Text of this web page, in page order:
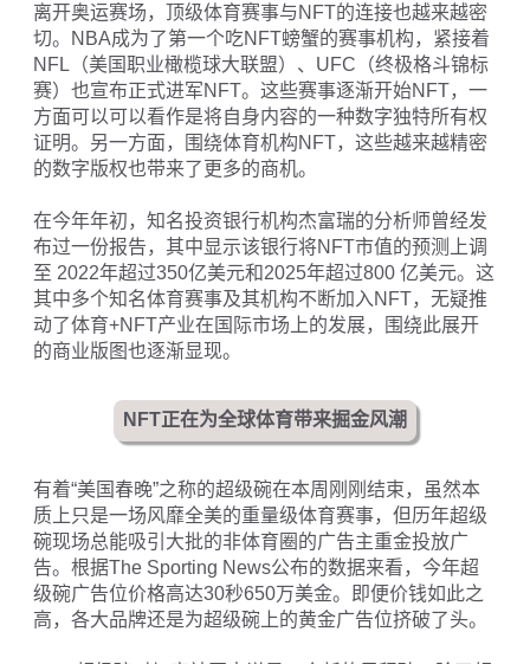
离开奥运赛场，顶级体育赛事与NFT的连接也越来越密
切。NBA成为了第一个吃NFT螃蟹的赛事机构，紧接着
NFL（美国职业橄榄球大联盟）、UFC（终极格斗锦标
赛）也宣布正式进军NFT。这些赛事逐渐开始NFT，一
方面可以可以看作是将自身内容的一种数字独特所有权
证明。另一方面，围绕体育机构NFT，这些越来越精密
的数字版权也带来了更多的商机。
在今年年初，知名投资银行机构杰富瑞的分析师曾经发
布过一份报告，其中显示该银行将NFT市值的预测上调
至 2022年超过350亿美元和2025年超过800 亿美元。这
其中多个知名体育赛事及其机构不断加入NFT，无疑推
动了体育+NFT产业在国际市场上的发展，围绕此展开
的商业版图也逐渐显现。
NFT正在为全球体育带来掘金风潮
有着“美国春晚”之称的超级碗在本周刚刚结束，虽然本
质上只是一场风靡全美的重量级体育赛事，但历年超级
碗现场总能吸引大批的非体育圈的广告主重金投放广
告。根据The Sporting News公布的数据来看，今年超
级碗广告位价格高达30秒650万美金。即便价钱如此之
高，各大品牌还是为超级碗上的黄金广告位挤破了头。